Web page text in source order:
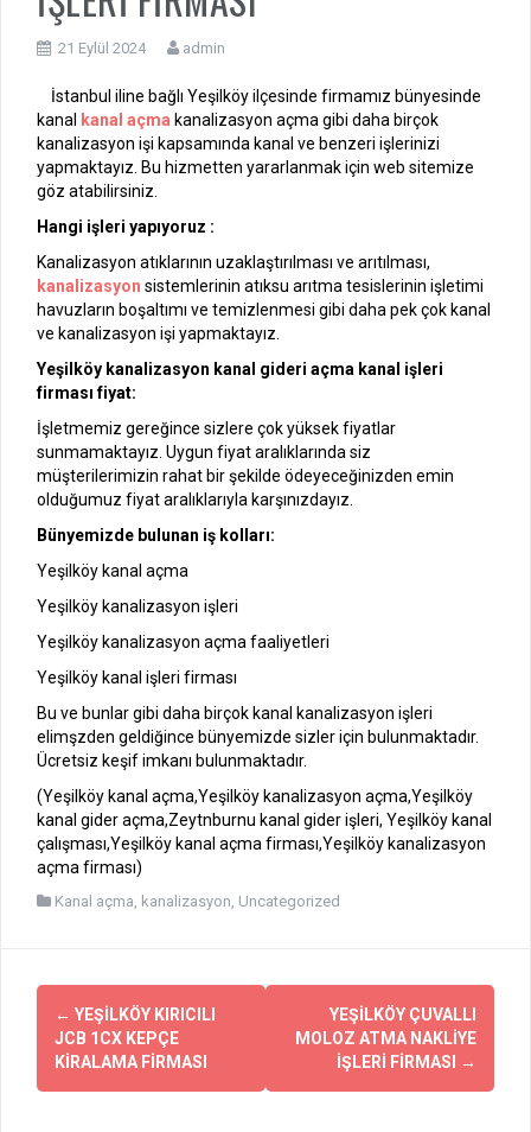
21 Eylül 2024 admin
İstanbul iline bağlı Yeşilköy ilçesinde firmamız bünyesinde
kanal
kanal açma kanalizasyon açma gibi daha birçok
kanalizasyon işi kapsamında kanal ve benzeri işlerinizi
yapmaktayız. Bu hizmetten yararlanmak için web sitemize
göz atabilirsiniz.
Hangi işleri yapıyoruz :
Kanalizasyon atıklarının uzaklaştırılması ve arıtılması,
kanalizasyon sistemlerinin atıksu arıtma tesislerinin işletimi
havuzların boşaltımı ve temizlenmesi gibi daha pek çok kanal
ve kanalizasyon işi yapmaktayız.
Yeşilköy kanalizasyon kanal gideri açma kanal işleri
firması fiyat:
İşletmemiz gereğince sizlere çok yüksek fiyatlar
sunmamaktayız. Uygun fiyat aralıklarında siz
müşterilerimizin rahat bir şekilde ödeyeceğinizden emin
olduğumuz fiyat aralıklarıyla karşınızdayız.
Bünyemizde bulunan iş kolları:
Yeşilköy kanal açma
Yeşilköy kanalizasyon işleri
Yeşilköy kanalizasyon açma faaliyetleri
Yeşilköy kanal işleri firması
Bu ve bunlar gibi daha birçok kanal kanalizasyon işleri
elimşzden geldiğince bünyemizde sizler için bulunmaktadır.
Ücretsiz keşif imkanı bulunmaktadır.
(Yeşilköy kanal açma,Yeşilköy kanalizasyon açma,Yeşilköy
kanal gider açma,Zeytnburnu kanal gider işleri, Yeşilköy kanal
çalışması,Yeşilköy kanal açma firması,Yeşilköy kanalizasyon
açma firması)
Kanal açma kanalizasyon Uncategorized
Yazı
dolaşımı
← YEŞİLKÖY KIRICILI
JCB 1CX KEPÇE
KİRALAMA FİRMASI
YEŞİLKÖY ÇUVALLI
MOLOZ ATMA NAKLİYE
İŞLERİ FİRMASI
→